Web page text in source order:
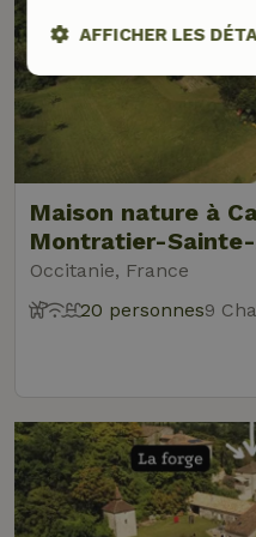
Maison nature à
Montratier-
Occitanie, France
20 personnes9
AFFICHER LES
Strictement
Les cookies strictement
fonctionnalités de base du
des utilisateurs et la gestion
peut pas être utilisé
strictement nécessaires.